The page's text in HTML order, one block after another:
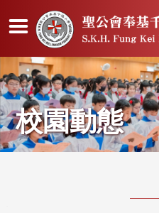
校園動態